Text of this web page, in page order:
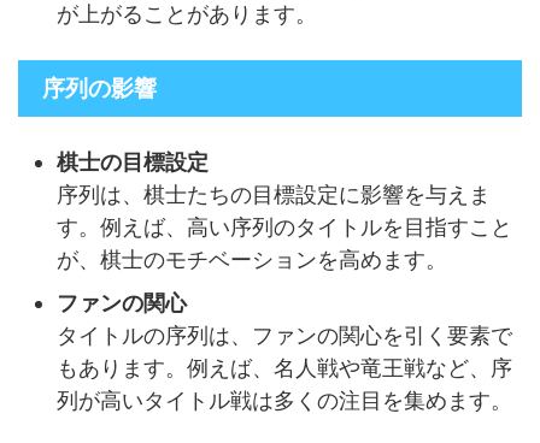
が上がることがあります。
序列の影響
棋士の目標設定
序列は、棋士たちの目標設定に影響を与えま
す。例えば、高い序列のタイトルを目指すこと
が、棋士のモチベーションを高めます。
ファンの関心
タイトルの序列は、ファンの関心を引く要素で
もあります。例えば、名人戦や竜王戦など、序
列が高いタイトル戦は多くの注目を集めます。